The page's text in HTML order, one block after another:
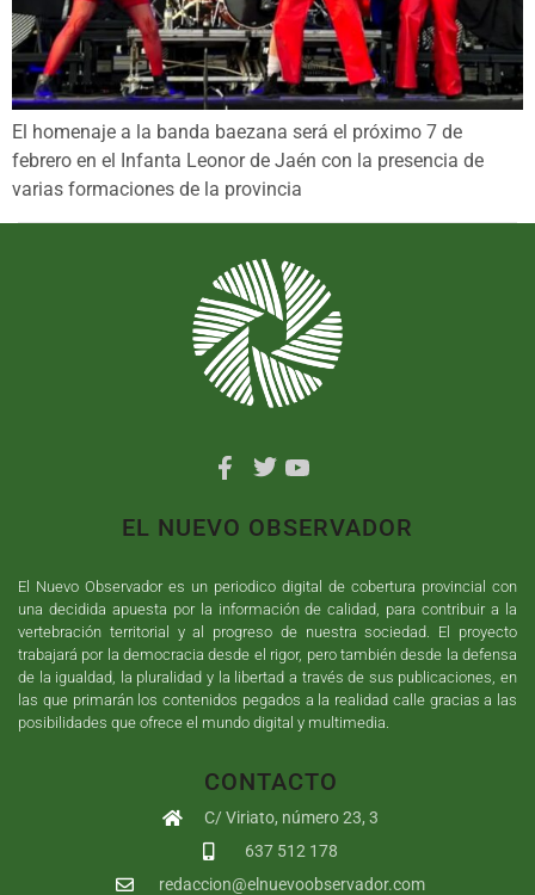
El homenaje a la banda baezana será el próximo 7 de
febrero en el Infanta Leonor de Jaén con la presencia de
varias formaciones de la provincia
EL NUEVO OBSERVADOR
El Nuevo Observador es un periodico digital de cobertura provincial con
una decidida apuesta por la información de calidad, para contribuir a la
vertebración territorial y al progreso de nuestra sociedad. El proyecto
trabajará por la democracia desde el rigor, pero también desde la defensa
de la igualdad, la pluralidad y la libertad a través de sus publicaciones, en
las que primarán los contenidos pegados a la realidad calle gracias a las
posibilidades que ofrece el mundo digital y multimedia.
CONTACTO
C/ Viriato, número 23, 3
637 512 178
redaccion@elnuevoobservador.com